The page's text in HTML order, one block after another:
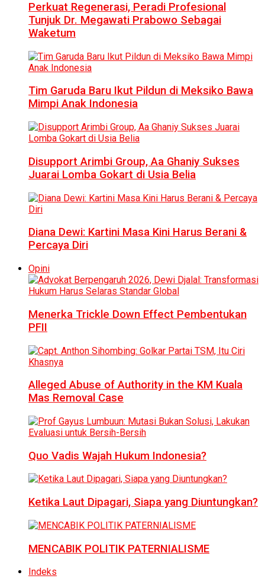
Perkuat Regenerasi, Peradi Profesional
Tunjuk Dr. Megawati Prabowo Sebagai
Waketum
Tim Garuda Baru Ikut Pildun di Meksiko Bawa
Mimpi Anak Indonesia
Disupport Arimbi Group, Aa Ghaniy Sukses
Juarai Lomba Gokart di Usia Belia
Diana Dewi: Kartini Masa Kini Harus Berani &
Percaya Diri
Opini
Menerka Trickle Down Effect Pembentukan
PFII
Alleged Abuse of Authority in the KM Kuala
Mas Removal Case
Quo Vadis Wajah Hukum Indonesia?
Ketika Laut Dipagari, Siapa yang Diuntungkan?
MENCABIK POLITIK PATERNIALISME
Indeks